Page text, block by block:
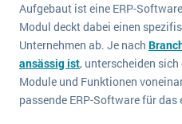
Aufgebaut ist eine ERP-
Modul deckt dabei einen
Unternehmen ab. Je nach
ansässig ist, unterscheiden
Module und Funktionen
passende ERP-Software für